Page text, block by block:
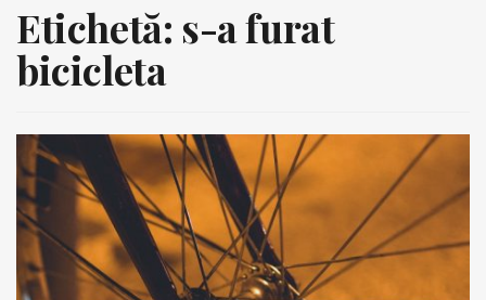
Etichetă: s-a furat
bicicleta